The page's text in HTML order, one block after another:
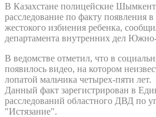
В Казахстане полицейские
расследование по факту появления
жестокого избиения ребенка,
департамента внутренних дел
В ведомстве отметил, что в
появилось видео, на котором
лопатой мальчика четырех-пяти лет.
Данный факт зарегистрирован в
расследований областного ДВД по
"Истязание".